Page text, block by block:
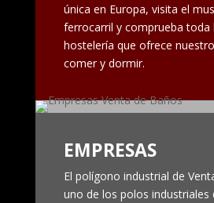
única en Europa, visita el
ferrocarril y comprueba toda
hostelería que ofrece
comer y dormir.
EMPRESAS
El polígono industrial de
uno de los polos industriales